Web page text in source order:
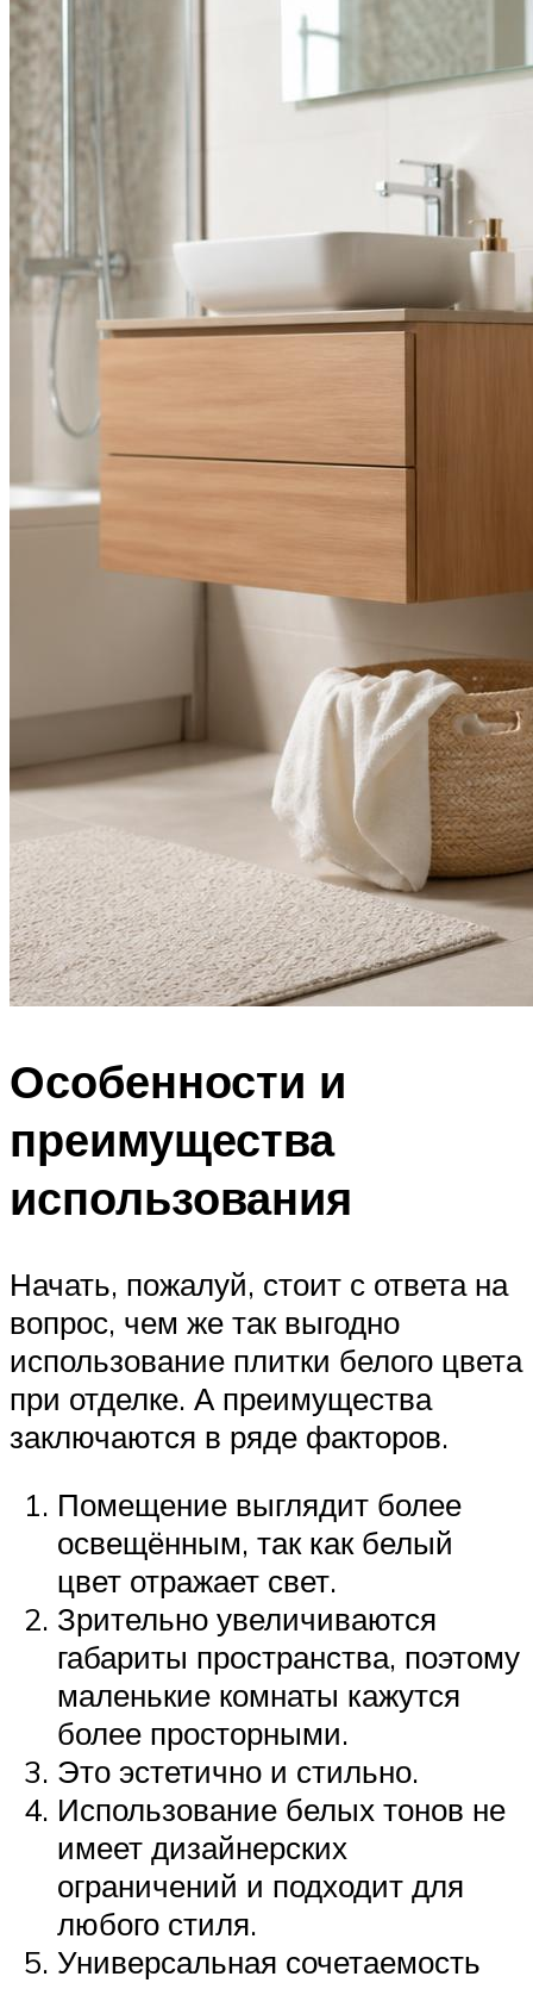
Особенности и
преимущества
использования
Начать, пожалуй, стоит с ответа на
вопрос, чем же так выгодно
использование плитки белого цвета
при отделке. А преимущества
заключаются в ряде факторов.
Помещение выглядит более
освещённым, так как белый
цвет отражает свет.
Зрительно увеличиваются
габариты пространства, поэтому
маленькие комнаты кажутся
более просторными.
Это эстетично и стильно.
Использование белых тонов не
имеет дизайнерских
ограничений и подходит для
любого стиля.
Универсальная сочетаемость